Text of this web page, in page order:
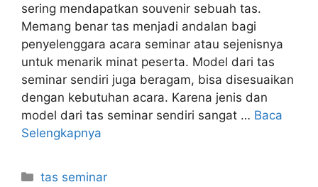
sering mendapatkan souvenir sebuah tas.
Memang benar tas menjadi andalan bagi
penyelenggara acara seminar atau sejenisnya
untuk menarik minat peserta. Model dari tas
seminar sendiri juga beragam, bisa disesuaikan
dengan kebutuhan acara. Karena jenis dan
model dari tas seminar sendiri sangat … Baca
Selengkapnya
Kategori
tas seminar